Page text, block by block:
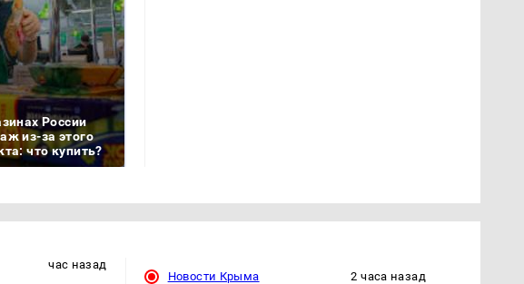
России
из-за этого
что купить?
час назад
Новости Крыма
2 часа назад